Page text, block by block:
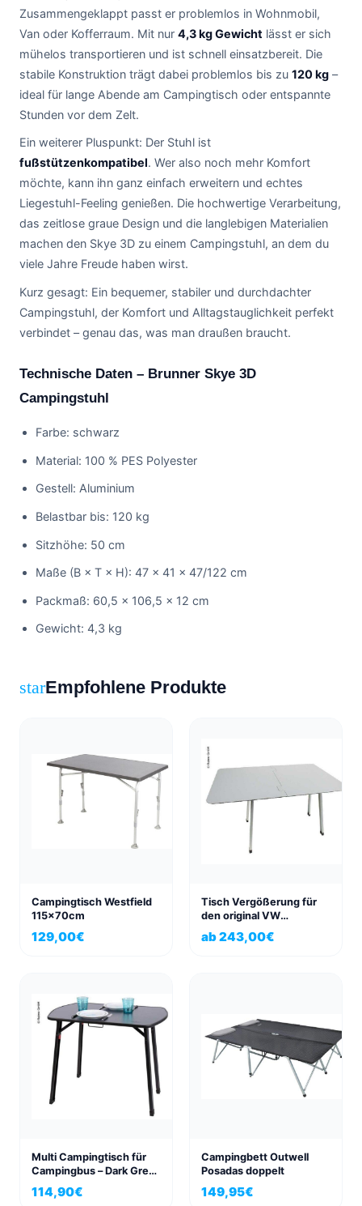
Zusammengeklappt passt er problemlos in Wohnmobil,
Van oder Kofferraum. Mit nur 4,3 kg Gewicht lässt er sich
mühelos transportieren und ist schnell einsatzbereit. Die
stabile Konstruktion trägt dabei problemlos bis zu 120 kg –
ideal für lange Abende am Campingtisch oder entspannte
Stunden vor dem Zelt.
Ein weiterer Pluspunkt: Der Stuhl ist
fußstützenkompatibel. Wer also noch mehr Komfort
möchte, kann ihn ganz einfach erweitern und echtes
Liegestuhl-Feeling genießen. Die hochwertige Verarbeitung,
das zeitlose graue Design und die langlebigen Materialien
machen den Skye 3D zu einem Campingstuhl, an dem du
viele Jahre Freude haben wirst.
Kurz gesagt: Ein bequemer, stabiler und durchdachter
Campingstuhl, der Komfort und Alltagstauglichkeit perfekt
verbindet – genau das, was man draußen braucht.
Technische Daten – Brunner Skye 3D
Campingstuhl
Farbe: schwarz
Material: 100 % PES Polyester
Gestell: Aluminium
Belastbar bis: 120 kg
Sitzhöhe: 50 cm
Maße (B × T × H): 47 × 41 × 47/122 cm
Packmaß: 60,5 × 106,5 × 12 cm
Gewicht: 4,3 kg
starEmpfohlene Produkte
Campingtisch Westfield
115x70cm
129,00€
Tisch Vergößerung für
den original VW
California, California
Beach Tisch 120 x 80 cm
ab243,00€
Multi Campingtisch für
Campingbus – Dark Grey
| Klappbar, wetterfest &
extrem platzsparend
114,90€
Campingbett Outwell
Posadas doppelt
149,95€